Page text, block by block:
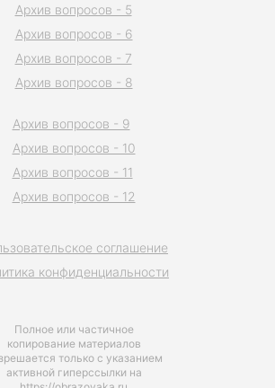
Полное или частичное
копирование материалов
только с указанием
активной гиперссылки на
соглашение
конфиденциальности
Архив вопросов - 5
Архив вопросов - 6
Архив вопросов - 7
Архив вопросов - 8
Архив вопросов - 9
Архив вопросов - 10
Архив вопросов - 11
Архив вопросов - 12